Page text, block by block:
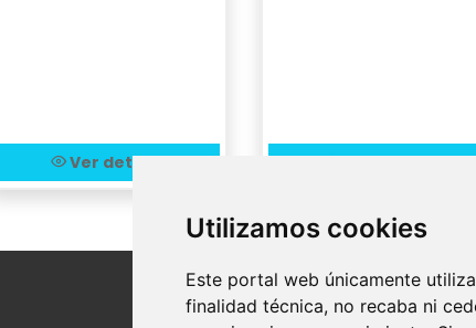
Utilizamos cookies
Este portal web únicamente
finalidad técnica, no recaba ni
Ver detalle Ver detalle
Legal